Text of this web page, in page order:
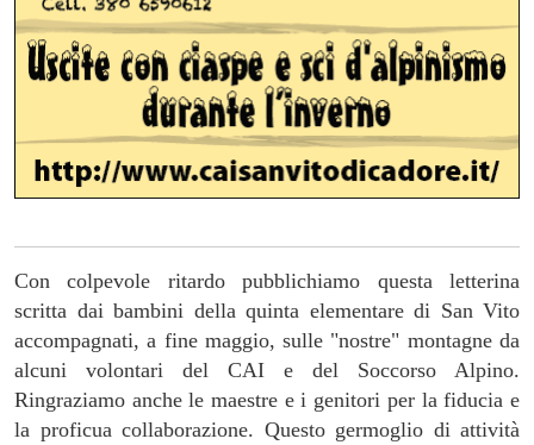
Con colpevole ritardo pubblichiamo questa letterina
scritta dai bambini della quinta elementare di San Vito
accompagnati, a fine maggio, sulle "nostre" montagne da
alcuni volontari del CAI e del Soccorso Alpino.
Ringraziamo anche le maestre e i genitori per la fiducia e
la proficua collaborazione. Questo germoglio di attività